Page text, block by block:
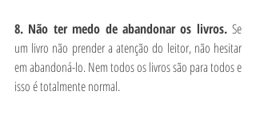
8. Não ter medo de abandonar os livros. Se
um livro não prender a atenção do leitor, não hesitar
em abandoná-lo. Nem todos os livros são para todos e
isso é totalmente normal.